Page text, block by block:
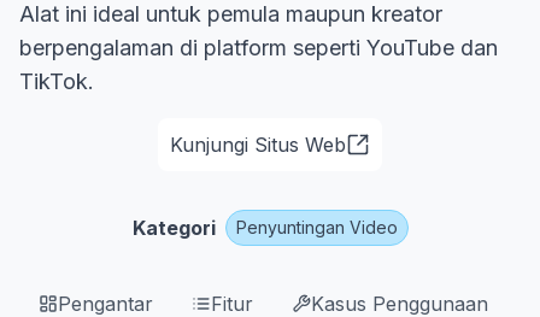
Alat ini ideal untuk pemula maupun kreator
berpengalaman di platform seperti YouTube dan
TikTok.
Kunjungi Situs Web
Kategori Penyuntingan Video
Pengantar Fitur Kasus Penggunaan